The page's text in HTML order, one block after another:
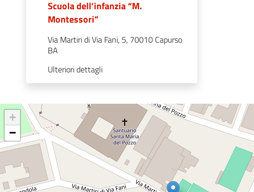
Scuola dell’infanzia “M.
Montessori”
Via Martiri di Via Fani, 5, 70010 Capurso
BA
Ulteriori dettagli
+
−